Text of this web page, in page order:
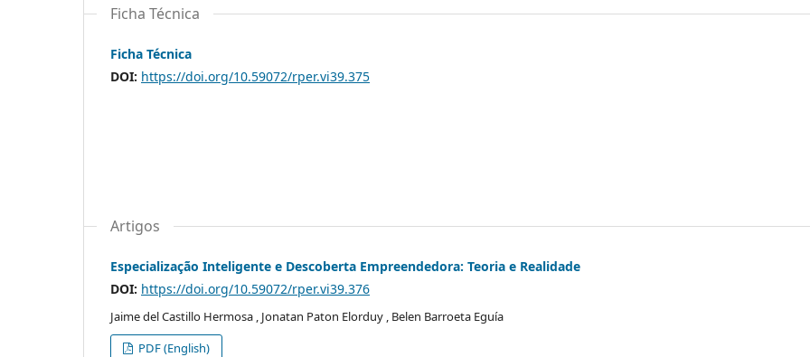
Ficha Técnica
Ficha Técnica
DOI: https://doi.org/10.59072/rper.vi39.375
Artigos
Especialização Inteligente e Descoberta Empreendedora: Teoria e Realidade
DOI: https://doi.org/10.59072/rper.vi39.376
Jaime del Castillo Hermosa , Jonatan Paton Elorduy , Belen Barroeta Eguía
PDF (English)